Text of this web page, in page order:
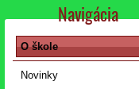
Navigácia
O škole
Novinky